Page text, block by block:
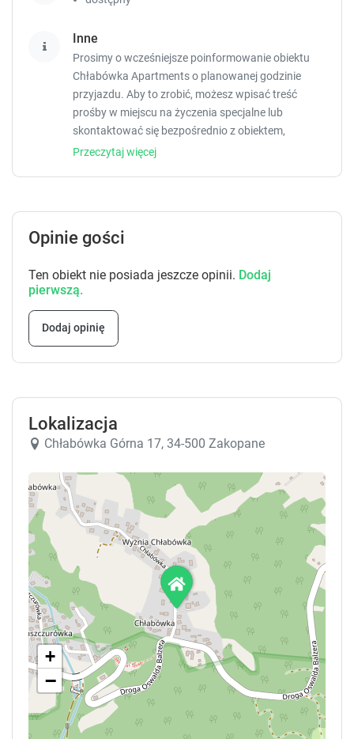
Inne
Prosimy o wcześniejsze poinformowanie obiektu
Chłabówka Apartments o planowanej godzinie
przyjazdu. Aby to zrobić, możesz wpisać treść
prośby w miejscu na życzenia specjalne lub
skontaktować się bezpośrednio z obiektem,
korzystając z danych kontaktowych widniejących w
19) ten obiekt podjął środki mające na celu ochronę
mogą być niedostępne lub ograniczone. W obiekcie
obowiązuje zakaz organizowania wieczorów
panieńskich, kawalerskich itp. Depozyt na poczet
zniszczeń w wysokości PLN 500 jest wymagany po
przyjeździe. Będzie to płatność gotówkowa.
Zapłacona kwota powinna zostać zwrócona w
sprawdzeniu stanu obiektu.
Przeczytaj więcej
Opinie gości
Ten obiekt nie posiada jeszcze opinii. Dodaj
pierwszą.
Dodaj opinię
Lokalizacja
Chłabówka Górna 17, 34-500 Zakopane
+
−